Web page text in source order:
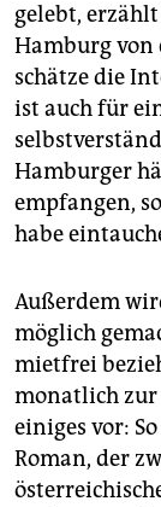
gelebt,
Hamburg von
schätze die
ist auch für
Hamburger
empfangen,
habe
Außerdem
möglich
mietfrei
monatlich zur
einiges vor:
Roman, der